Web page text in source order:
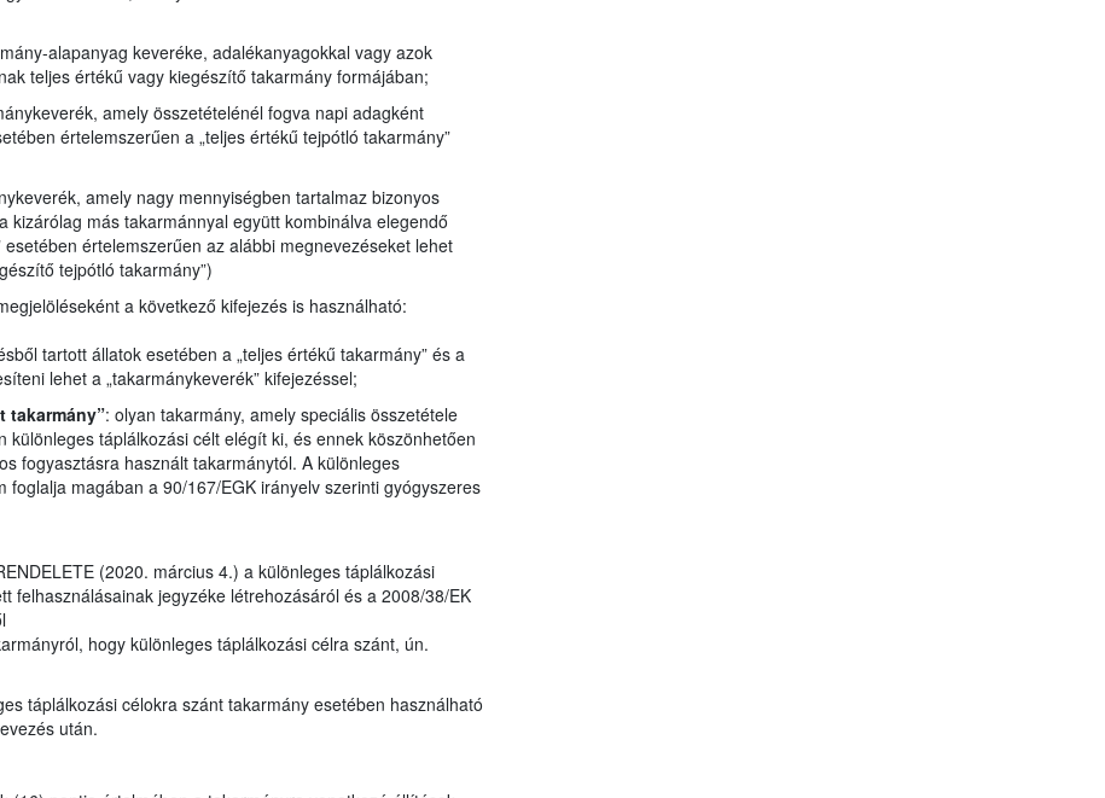
alapanyag keveréke, adalékanyagokkal vagy azok
teljes értékű vagy kiegészítő takarmány formájában;
amely összetételénél fogva napi adagként
értelemszerűen a „teljes értékű tejpótló takarmány”
amely nagy mennyiségben tartalmaz bizonyos
kizárólag más takarmánnyal együtt kombinálva elegendő
értelemszerűen az alábbi megnevezéseket lehet
tejpótló takarmány”)
a következő kifejezés is használható:
tartott állatok esetében a „teljes értékű takarmány” és a
lehet a „takarmánykeverék” kifejezéssel;
takarmány”: olyan takarmány, amely speciális összetétele
táplálkozási célt elégít ki, és ennek köszönhetően
fogyasztásra használt takarmánytól. A különleges
magában a 90/167/EGK irányelv szerinti gyógyszeres
(2020. március 4.) a különleges táplálkozási
felhasználásainak jegyzéke létrehozásáról és a 2008/38/EK
hogy különleges táplálkozási célra szánt, ún.
táplálkozási célokra szánt takarmány esetében használható
után.